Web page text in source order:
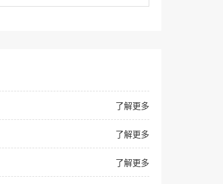
了解更多
了解更多
了解更多